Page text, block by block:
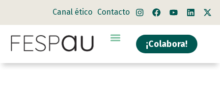
Canal ético Contacto
¡Colabora!